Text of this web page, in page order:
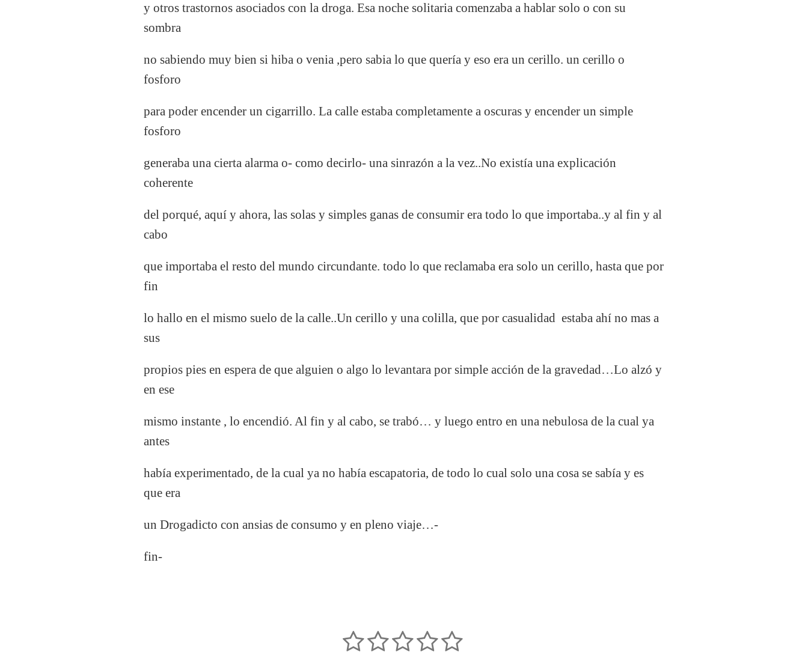
y otros trastornos asociados con la droga. Esa noche solitaria comenzaba a hablar solo o con su
sombra
no sabiendo muy bien si hiba o venia ,pero sabia lo que quería y eso era un cerillo. un cerillo o
fosforo
para poder encender un cigarrillo. La calle estaba completamente a oscuras y encender un simple
fosforo
generaba una cierta alarma o- como decirlo- una sinrazón a la vez..No existía una explicación
coherente
del porqué, aquí y ahora, las solas y simples ganas de consumir era todo lo que importaba..y al fin y al
cabo
que importaba el resto del mundo circundante. todo lo que reclamaba era solo un cerillo, hasta que por
fin
lo hallo en el mismo suelo de la calle..Un cerillo y una colilla, que por casualidad estaba ahí no mas a
sus
propios pies en espera de que alguien o algo lo levantara por simple acción de la gravedad…Lo alzó y
en ese
mismo instante , lo encendió. Al fin y al cabo, se trabó… y luego entro en una nebulosa de la cual ya
antes
había experimentado, de la cual ya no había escapatoria, de todo lo cual solo una cosa se sabía y es
que era
un Drogadicto con ansias de consumo y en pleno viaje…-
fin-